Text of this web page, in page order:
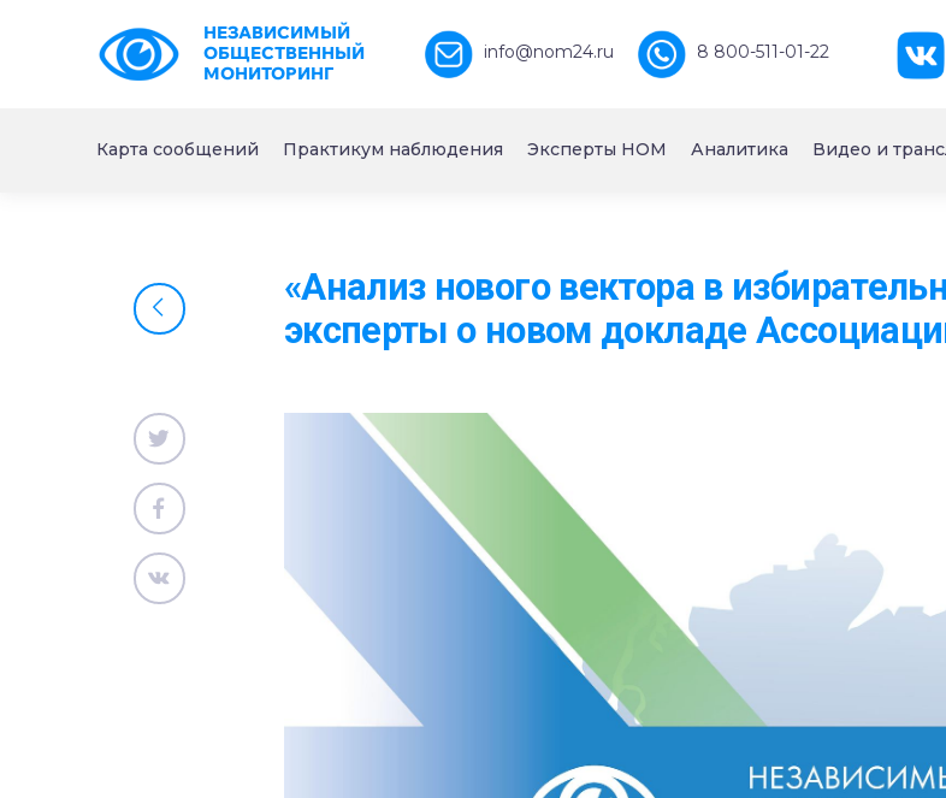
НЕЗАВИСИМЫЙ
ОБЩЕСТВЕННЫЙ
МОНИТОРИНГ
info@nom24.ru 8 800-511-01-22
Карта сообщений Практикум наблюдения Эксперты НОМ Аналитика Видео и
«Анализ нового вектора в
эксперты о новом докладе